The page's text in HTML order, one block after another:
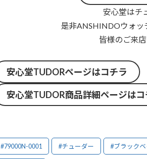
安心堂はチ
是非ANSHINDOウォッ
皆様のご来
安心堂TUDORページはコチラ
安心堂TUDOR商品詳細ページは
#79000N-0001 #チューダー #ブラック